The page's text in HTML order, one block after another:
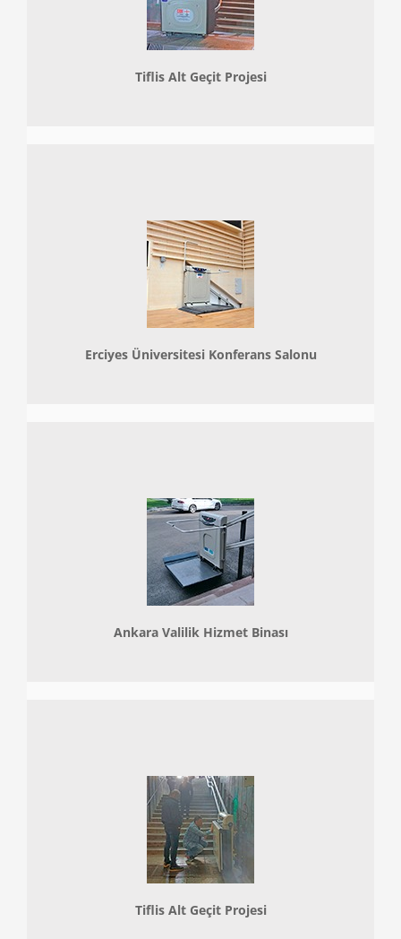
Tiflis Alt Geçit Projesi
Erciyes Üniversitesi Konferans Salonu
Ankara Valilik Hizmet Binası
Tiflis Alt Geçit Projesi